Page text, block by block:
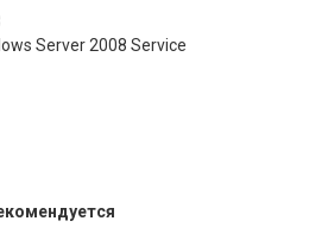
Server 2008 Service